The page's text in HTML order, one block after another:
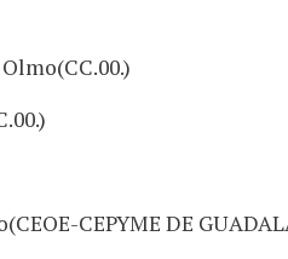
CEPYME DE